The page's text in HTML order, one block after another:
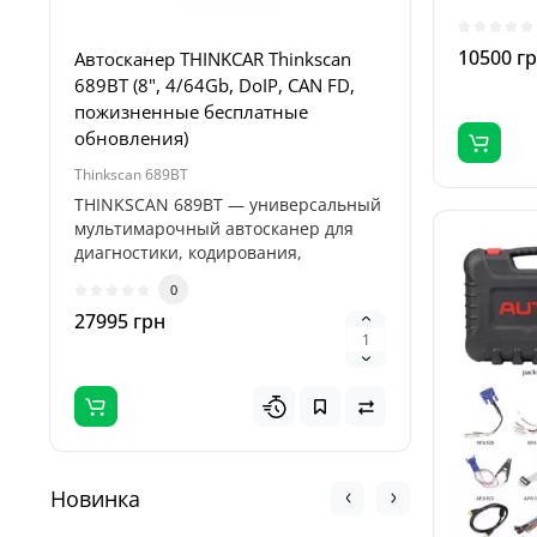
Автосканер THINKCAR Thinkscan
689BT (8", 4/64Gb, DoIP, CAN FD,
пожизненные бесплатные
обновления)
Thinkscan 689BT
THINKSCAN 689BT — универсальный
мультимарочный автосканер для
диагностики, кодирования,
0
27995 грн
Пуско-
5995 грн
Новинка
10500